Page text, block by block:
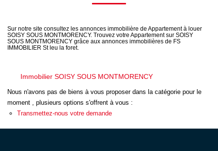
GESTION
EXPERTISE
Sur notre site consultez les annonces immobilière de Appartement à louer
SOISY SOUS MONTMORENCY. Trouvez votre Appartement sur SOISY
SOUS MONTMORENCY grâce aux annonces immobilières de FS
IMMOBILIER St leu la foret.
Immobilier SOISY SOUS MONTMORENCY
Nous n'avons pas de biens à vous proposer dans la catégorie pour le
moment , plusieurs options s'offrent à vous :
Transmettez-nous votre demande